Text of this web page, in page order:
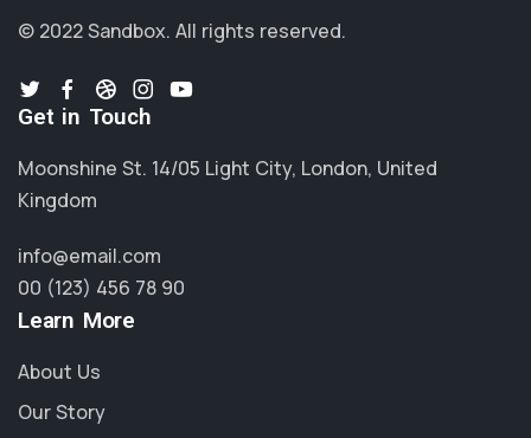
© 2022 Sandbox. All rights reserved.
Get in Touch
Moonshine St. 14/05 Light City, London, United
Kingdom
info@email.com
00 (123) 456 78 90
Learn More
About Us
Our Story